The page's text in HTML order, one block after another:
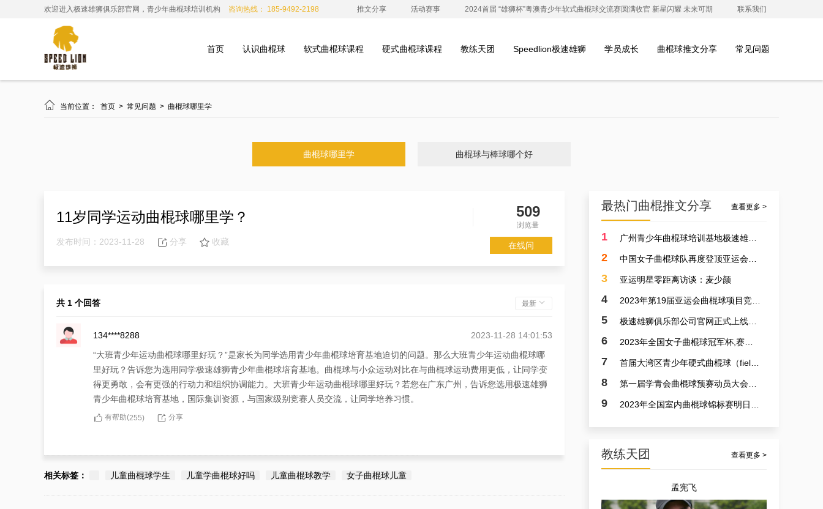
欢迎进入极速雄狮俱乐部官网，青少年曲棍球培训机构 咨询热线： 185-9492-2198 推文分享 活动赛事 2024首届 “雄狮杯”粤澳青少年软式曲棍球交流赛圆满收官 新星闪耀 未来可期 联系我们
首页 认识曲棍球 软式曲棍球课程 硬式曲棍球课程 教练天团 Speedlion极速雄狮 学员成长 曲棍球推文分享 常见问题
 当前位置： 首页 > 常见问题 > 曲棍球哪里学
曲棍球哪里学 曲棍球与棒球哪个好
11岁同学运动曲棍球哪里学？ 509
浏览量
发布时间：2023-11-28 分享 收藏 在线问
共 1 个回答 最新
134****8288
2023-11-28 14:01:53
“大班青少年运动曲棍球哪里好玩？”是家长为同学选用青少年曲棍球培育基地迫切的问题。那么大班青少年运动曲棍球哪
里好玩？告诉您为选用同学极速雄狮青少年曲棍球培育基地。曲棍球与小众运动对比在与曲棍球运动费用更低，让同学变
得更勇敢，会有更强的行动力和组织协调能力。大班青少年运动曲棍球哪里好玩？若您在广东广州，告诉您选用极速雄狮
青少年曲棍球培育基地，国际集训资源，与国家级别竞赛人员交流，让同学培养习惯。
有帮助(255) 分享
相关标签： 儿童曲棍球学生 儿童学曲棍球好吗 儿童曲棍球教学 女子曲棍球儿童
最热门曲棍推文分享 查看更多 >
1
2
3 亚运明星零距离访谈：麦少颜
4
5
6
7
8
9
教练天团 查看更多 >